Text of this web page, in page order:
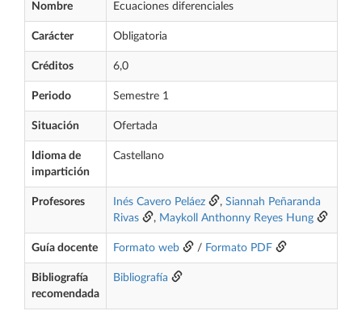
Nombre Ecuaciones diferenciales
Carácter Obligatoria
Créditos 6,0
Periodo Semestre 1
Situación Ofertada
Idioma de
impartición
Castellano
Profesores Inés Cavero Peláez , Siannah Peñaranda
Rivas
, Maykoll Anthonny Reyes Hung
Guía docente Formato web / Formato PDF
Bibliografía
recomendada
Bibliografía